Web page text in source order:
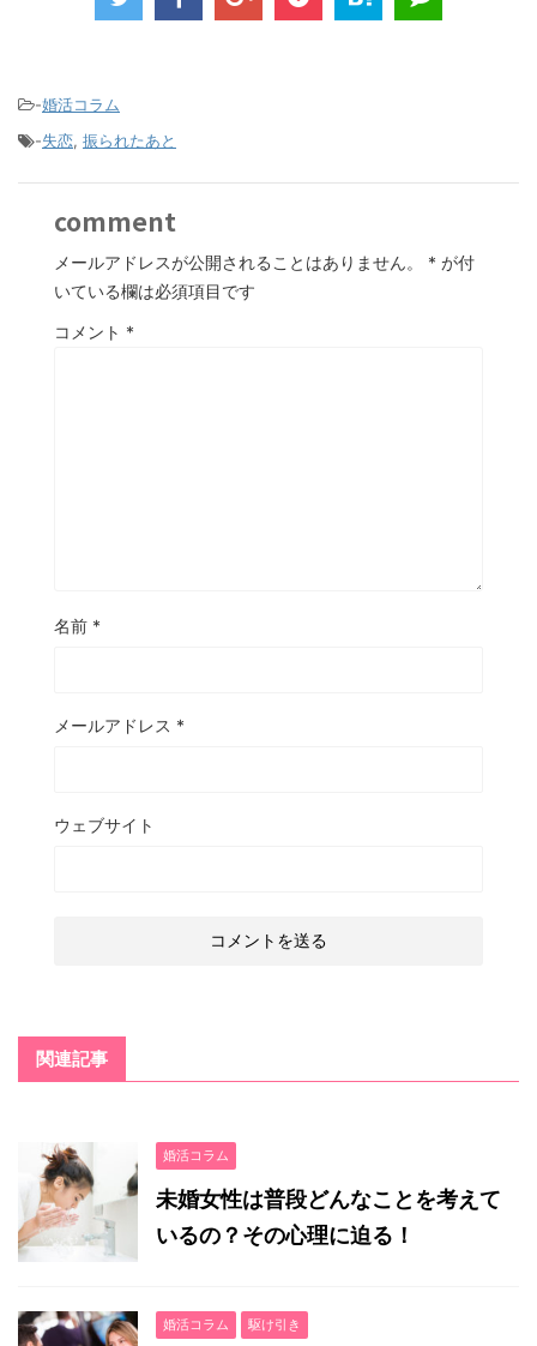
-婚活コラム
-失恋, 振られたあと
comment
メールアドレスが公開されることはありません。 * が付
いている欄は必須項目です
コメント *
名前 *
メールアドレス *
ウェブサイト
関連記事
婚活コラム
未婚女性は普段どんなことを考えて
いるの？その心理に迫る！
婚活コラム 駆け引き